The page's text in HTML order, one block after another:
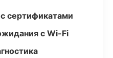
сертификатами
с Wi-Fi